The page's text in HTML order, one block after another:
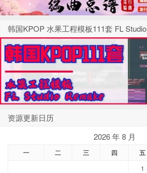
韩国KPOP 水果工程模板111套 FL Studio
资源更新日历
2026 年 8 月
一 二 三 四 五
1